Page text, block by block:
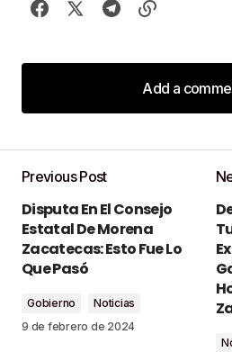
Add a
Add a
publicada. Los campos
marcados con*
Previous Post
Disputa En El Consejo
Estatal De Morena
Zacatecas: Esto Fue Lo
Que Pasó
Gobierno
Noticias
9 de febrero de 2024